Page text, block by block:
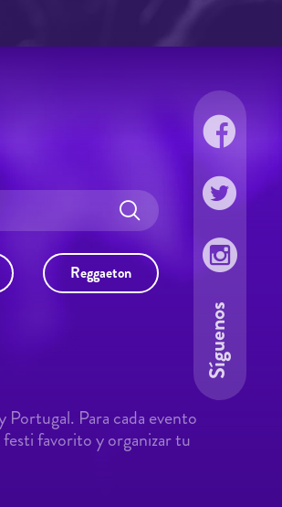
Reggaeton
Síguenos
Portugal. Para cada evento
favorito y organizar tu